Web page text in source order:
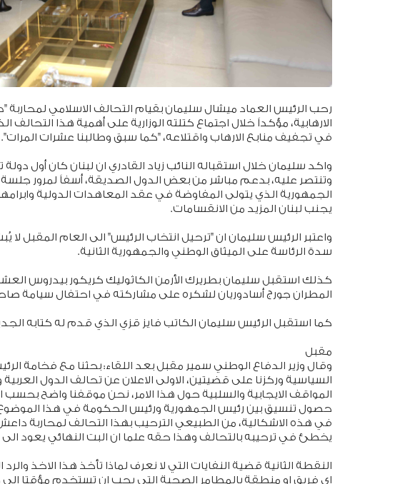
رحب الرئيس العماد ميشال سليمان بقيام التحالف الاسلامي لمحاربة
الارهابية، مؤكداً خلال اجتماع كتلته الوزارية على أهمية هذا
في تجفيف منابع الارهاب واقتلاعه، "كما سبق وطالبنا عشرات المرات".
واكد سليمان خلال استقباله النائب زياد القادري ان لبنان كان أول
وتنتصر عليه، بدعم مباشر من بعض الدول الصديقة، أسفاً لمرور
يجنب لبنان المزيد من الانقسامات.
واعتبر الرئيس سليمان ان "ترحيل انتخاب الرئيس" الى العام المقبل
سدة الرئاسة على الميثاق الوطني والجمهورية الثانية.
كذلك استقبل سليمان بطريرك الأرمن الكاثوليك كريكور بيدروس
المطران جورج أسادوريان لشكره على مشاركته في احتفال سيامة
كما استقبل الرئيس سليمان الكاتب فايز قزي الذي قدم له كتابه
مقبل
وقال وزير الدفاع الوطني سمير مقبل بعد اللقاء: بحثنا مع فخامة
السياسية وركزنا على قضيتين، الاولى الاعلان عن تحالف الدول
حصول تنسيق بين رئيس الجمهورية ورئيس الحكومة في هذا الموضوع
في هذه الاشكالية، من الطبيعي الترحيب بهذا التحالف لمحاربة
يخطئ في ترحيبه بالتحالف وهذا حقه علما ان البت النهائي يعود الى
النقطة الثانية قضية النفايات التي لا نعرف لماذا تأخذ هذا الاخذ
اي فريق او منطقة بالمطامر الصحية التي يجب ان تستخدم مؤقتا الى